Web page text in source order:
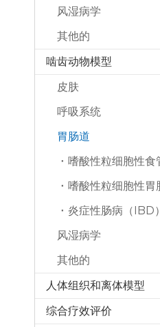
风湿病学
其他的
啮齿动物模型
皮肤
呼吸系统
胃肠道
炎症性肠病（IBD）
风湿病学
其他的
人体组织和离体模型
综合疗效评价